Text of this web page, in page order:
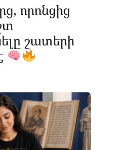
որոնցից
շատերի